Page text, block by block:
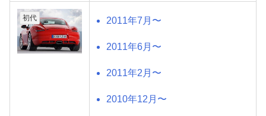
初代 2011年7月〜
2011年6月〜
2011年2月〜
2010年12月〜